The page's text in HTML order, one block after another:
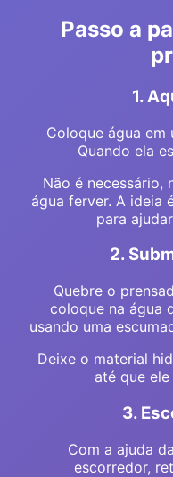
Passo a
1.
Coloque água em
Quando ela
Não é necessário,
água ferver. A ideia
para
2.
Quebre o
coloque na água
usando uma
Deixe o material
até que
3.
Com a ajuda
escorredor,